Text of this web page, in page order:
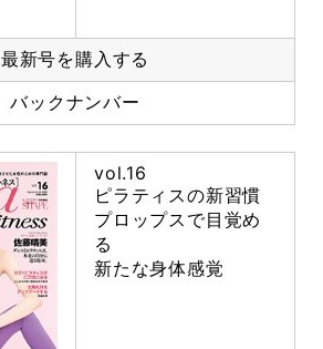
最新号を購入する
バックナンバー
vol.16
ピラティスの新習慣
プロップスで目覚め
る
新たな身体感覚